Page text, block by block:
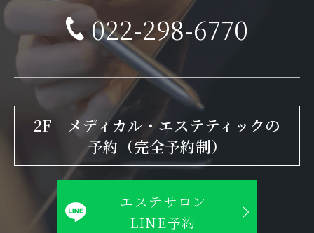
022-298-6770
2F メディカル・エステティックの
予約（完全予約制）
エステサロン
LINE予約